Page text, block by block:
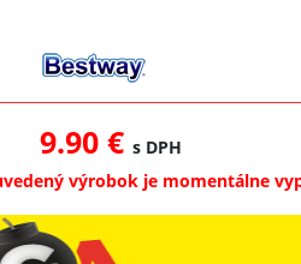
9.90 €s DPH
výrobok je momentálne